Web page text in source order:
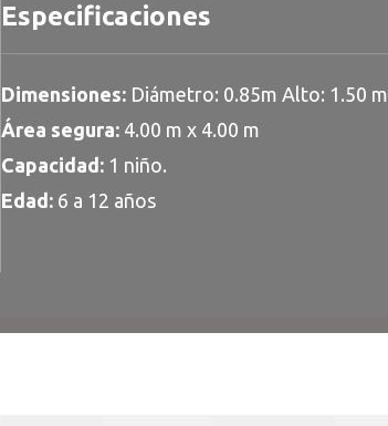
Especificaciones
Dimensiones:Diámetro: 0.85m Alto: 1.50 m
Área segura:4.00 m x 4.00 m
Capacidad:1 niño.
Edad:6 a 12 años